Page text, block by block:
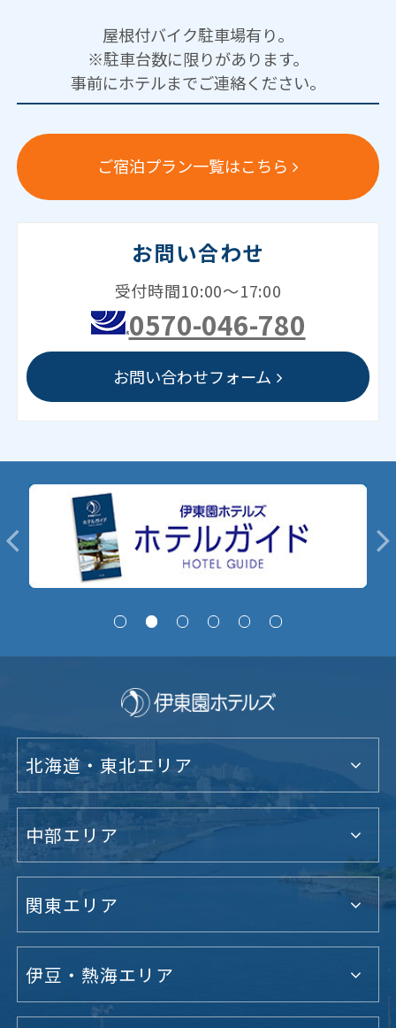
屋根付バイク駐車場有り。
※駐車台数に限りがあります。
事前にホテルまでご連絡ください。
ご宿泊プラン一覧はこちら
お問い合わせ
受付時間10:00～17:00
0570-046-780
お問い合わせフォーム
北海道・東北エリア
中部エリア
関東エリア
伊豆・熱海エリア